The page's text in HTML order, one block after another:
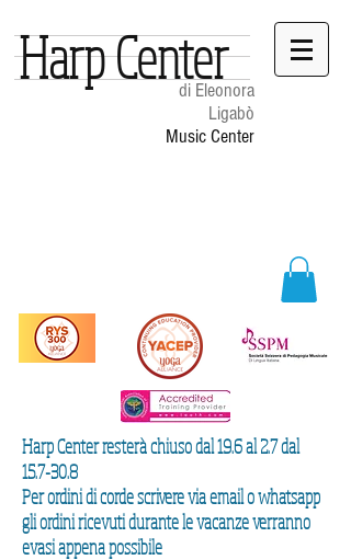
di Eleonora
Ligabò
Music Center
Harp Center
Harp Center resterà chiuso dal 19.6 al 2.7 dal
15.7-30.8
Per ordini di corde scrivere via email o whatsapp
gli ordini ricevuti durante le vacanze verranno
evasi appena possibile